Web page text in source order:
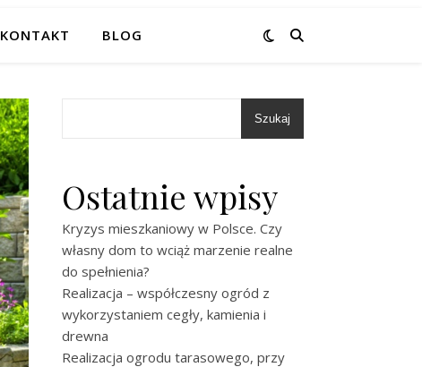
KONTAKT BLOG
Szukaj
Ostatnie wpisy
Kryzys mieszkaniowy w Polsce. Czy
własny dom to wciąż marzenie realne
do spełnienia?
Realizacja – współczesny ogród z
wykorzystaniem cegły, kamienia i
drewna
Realizacja ogrodu tarasowego, przy